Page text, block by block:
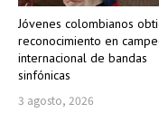
Jóvenes colombianos
reconocimiento en
internacional de bandas
sinfónicas
3 agosto, 2026